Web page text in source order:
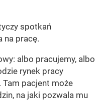
spotkań
na pracę.
albo pracujemy, albo
rynek pracy
pacjent może
na jaki pozwala mu